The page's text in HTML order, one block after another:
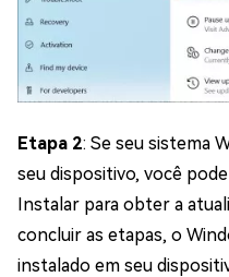
Etapa 2: Se seu sistema
seu dispositivo, você
Instalar para obter a
concluir as etapas, o
instalado em seu